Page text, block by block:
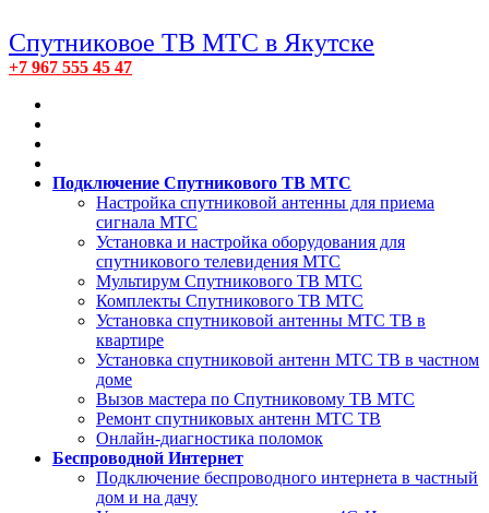
Спутниковое ТВ МТС в Якутске
+7 967 555 45 47
Подключение Спутникового ТВ МТС
Настройка спутниковой антенны для приема
сигнала МТС
Установка и настройка оборудования для
спутникового телевидения МТС
Мультирум Спутникового ТВ МТС
Комплекты Спутникового ТВ МТС
Установка спутниковой антенны МТС ТВ в
квартире
Установка спутниковой антенн МТС ТВ в частном
доме
Вызов мастера по Спутниковому ТВ МТС
Ремонт спутниковых антенн МТС ТВ
Онлайн-диагностика поломок
Беспроводной Интернет
Подключение беспроводного интернета в частный
дом и на дачу